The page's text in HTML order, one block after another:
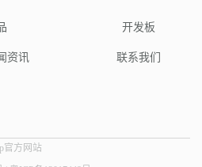
开发板
资讯 联系我们
官方网站